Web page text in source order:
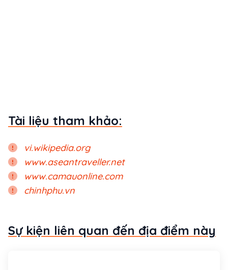
Tài liệu tham khảo:
vi.wikipedia.org
www.aseantraveller.net
www.camauonline.com
chinhphu.vn
Sự kiện liên quan đến địa điểm này